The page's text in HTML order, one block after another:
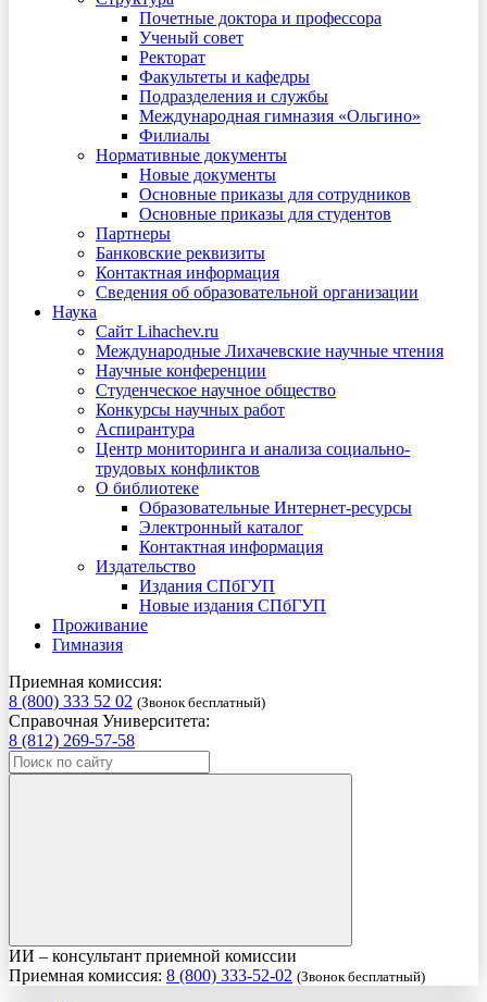
Почетные доктора и профессора
Ученый совет
Ректорат
Факультеты и кафедры
Подразделения и службы
Международная гимназия «Ольгино»
Филиалы
Нормативные документы
Новые документы
Основные приказы для сотрудников
Основные приказы для студентов
Партнеры
Банковские реквизиты
Контактная информация
Сведения об образовательной организации
Наука
Сайт Lihachev.ru
Международные Лихачевские научные чтения
Научные конференции
Студенческое научное общество
Конкурсы научных работ
Аспирантура
Центр мониторинга и анализа социально-
трудовых конфликтов
О библиотеке
Образовательные Интернет-ресурсы
Электронный каталог
Контактная информация
Издательство
Издания СПбГУП
Новые издания СПбГУП
Проживание
Гимназия
Приемная комиссия:
8 (800) 333 52 02 (Звонок бесплатный)
Справочная Университета:
8 (812) 269-57-58
ИИ – консультант приемной комиссии
Приемная комиссия: 8 (800) 333-52-02 (Звонок бесплатный)